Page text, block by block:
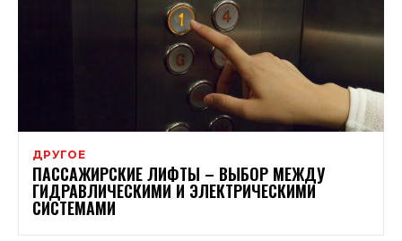
ДРУГОЕ
ПАССАЖИРСКИЕ ЛИФТЫ – ВЫБОР МЕЖДУ
ГИДРАВЛИЧЕСКИМИ И ЭЛЕКТРИЧЕСКИМИ
СИСТЕМАМИ